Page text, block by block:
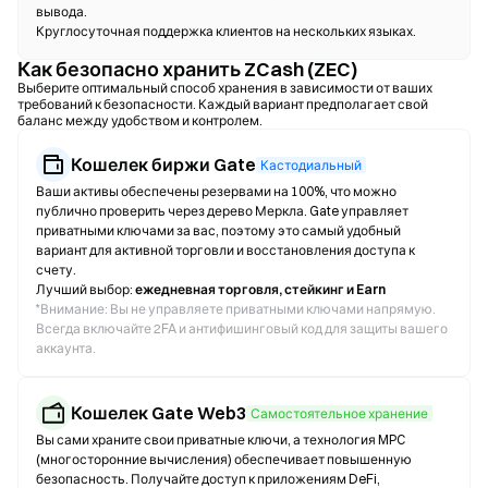
вывода.
Круглосуточная поддержка клиентов на нескольких языках.
Как безопасно хранить ZCash (ZEC)
Выберите оптимальный способ хранения в зависимости от ваших
требований к безопасности. Каждый вариант предполагает свой
баланс между удобством и контролем.
Кошелек биржи Gate Кастодиальный
Ваши активы обеспечены резервами на 100%, что можно
публично проверить через дерево Меркла. Gate управляет
приватными ключами за вас, поэтому это самый удобный
вариант для активной торговли и восстановления доступа к
счету.
Лучший выбор: ежедневная торговля, стейкинг и Earn
*Внимание: Вы не управляете приватными ключами напрямую.
Всегда включайте 2FA и антифишинговый код для защиты вашего
аккаунта.
Кошелек Gate Web3 Самостоятельное хранение
Вы сами храните свои приватные ключи, а технология MPC
(многосторонние вычисления) обеспечивает повышенную
безопасность. Получайте доступ к приложениям DeFi,